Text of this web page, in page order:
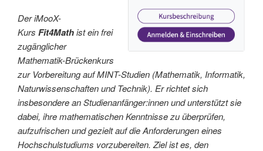
Der iMooX-
Kurs Fit4Mathist ein frei
zugänglicher
Mathematik-Brückenkurs
zur Vorbereitung auf MINT-Studien (Mathematik, Informatik,
Naturwissenschaften und Technik). Er richtet sich
insbesondere an Studienanfänger:innen und unterstützt sie
dabei, ihre mathematischen Kenntnisse zu überprüfen,
aufzufrischen und gezielt auf die Anforderungen eines
Hochschulstudiums vorzubereiten. Ziel ist es, den